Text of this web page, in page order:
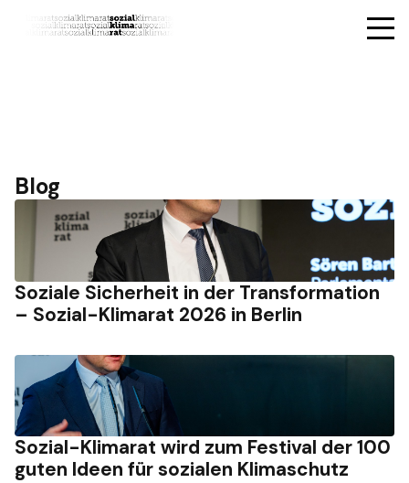
Blog
Soziale Sicherheit in der Transformation
– Sozial-Klimarat 2026 in Berlin
Sozial-Klimarat wird zum Festival der 100
guten Ideen für sozialen Klimaschutz